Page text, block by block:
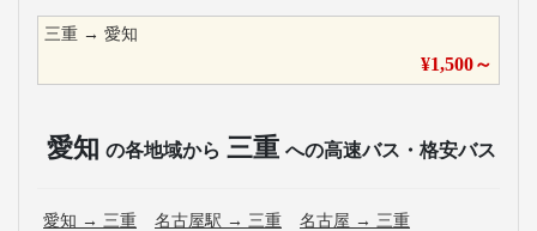
三重 → 愛知
¥1,500～
愛知 の各地域から 三重 への高速バス・格安バス
愛知 → 三重 名古屋駅 → 三重 名古屋 → 三重